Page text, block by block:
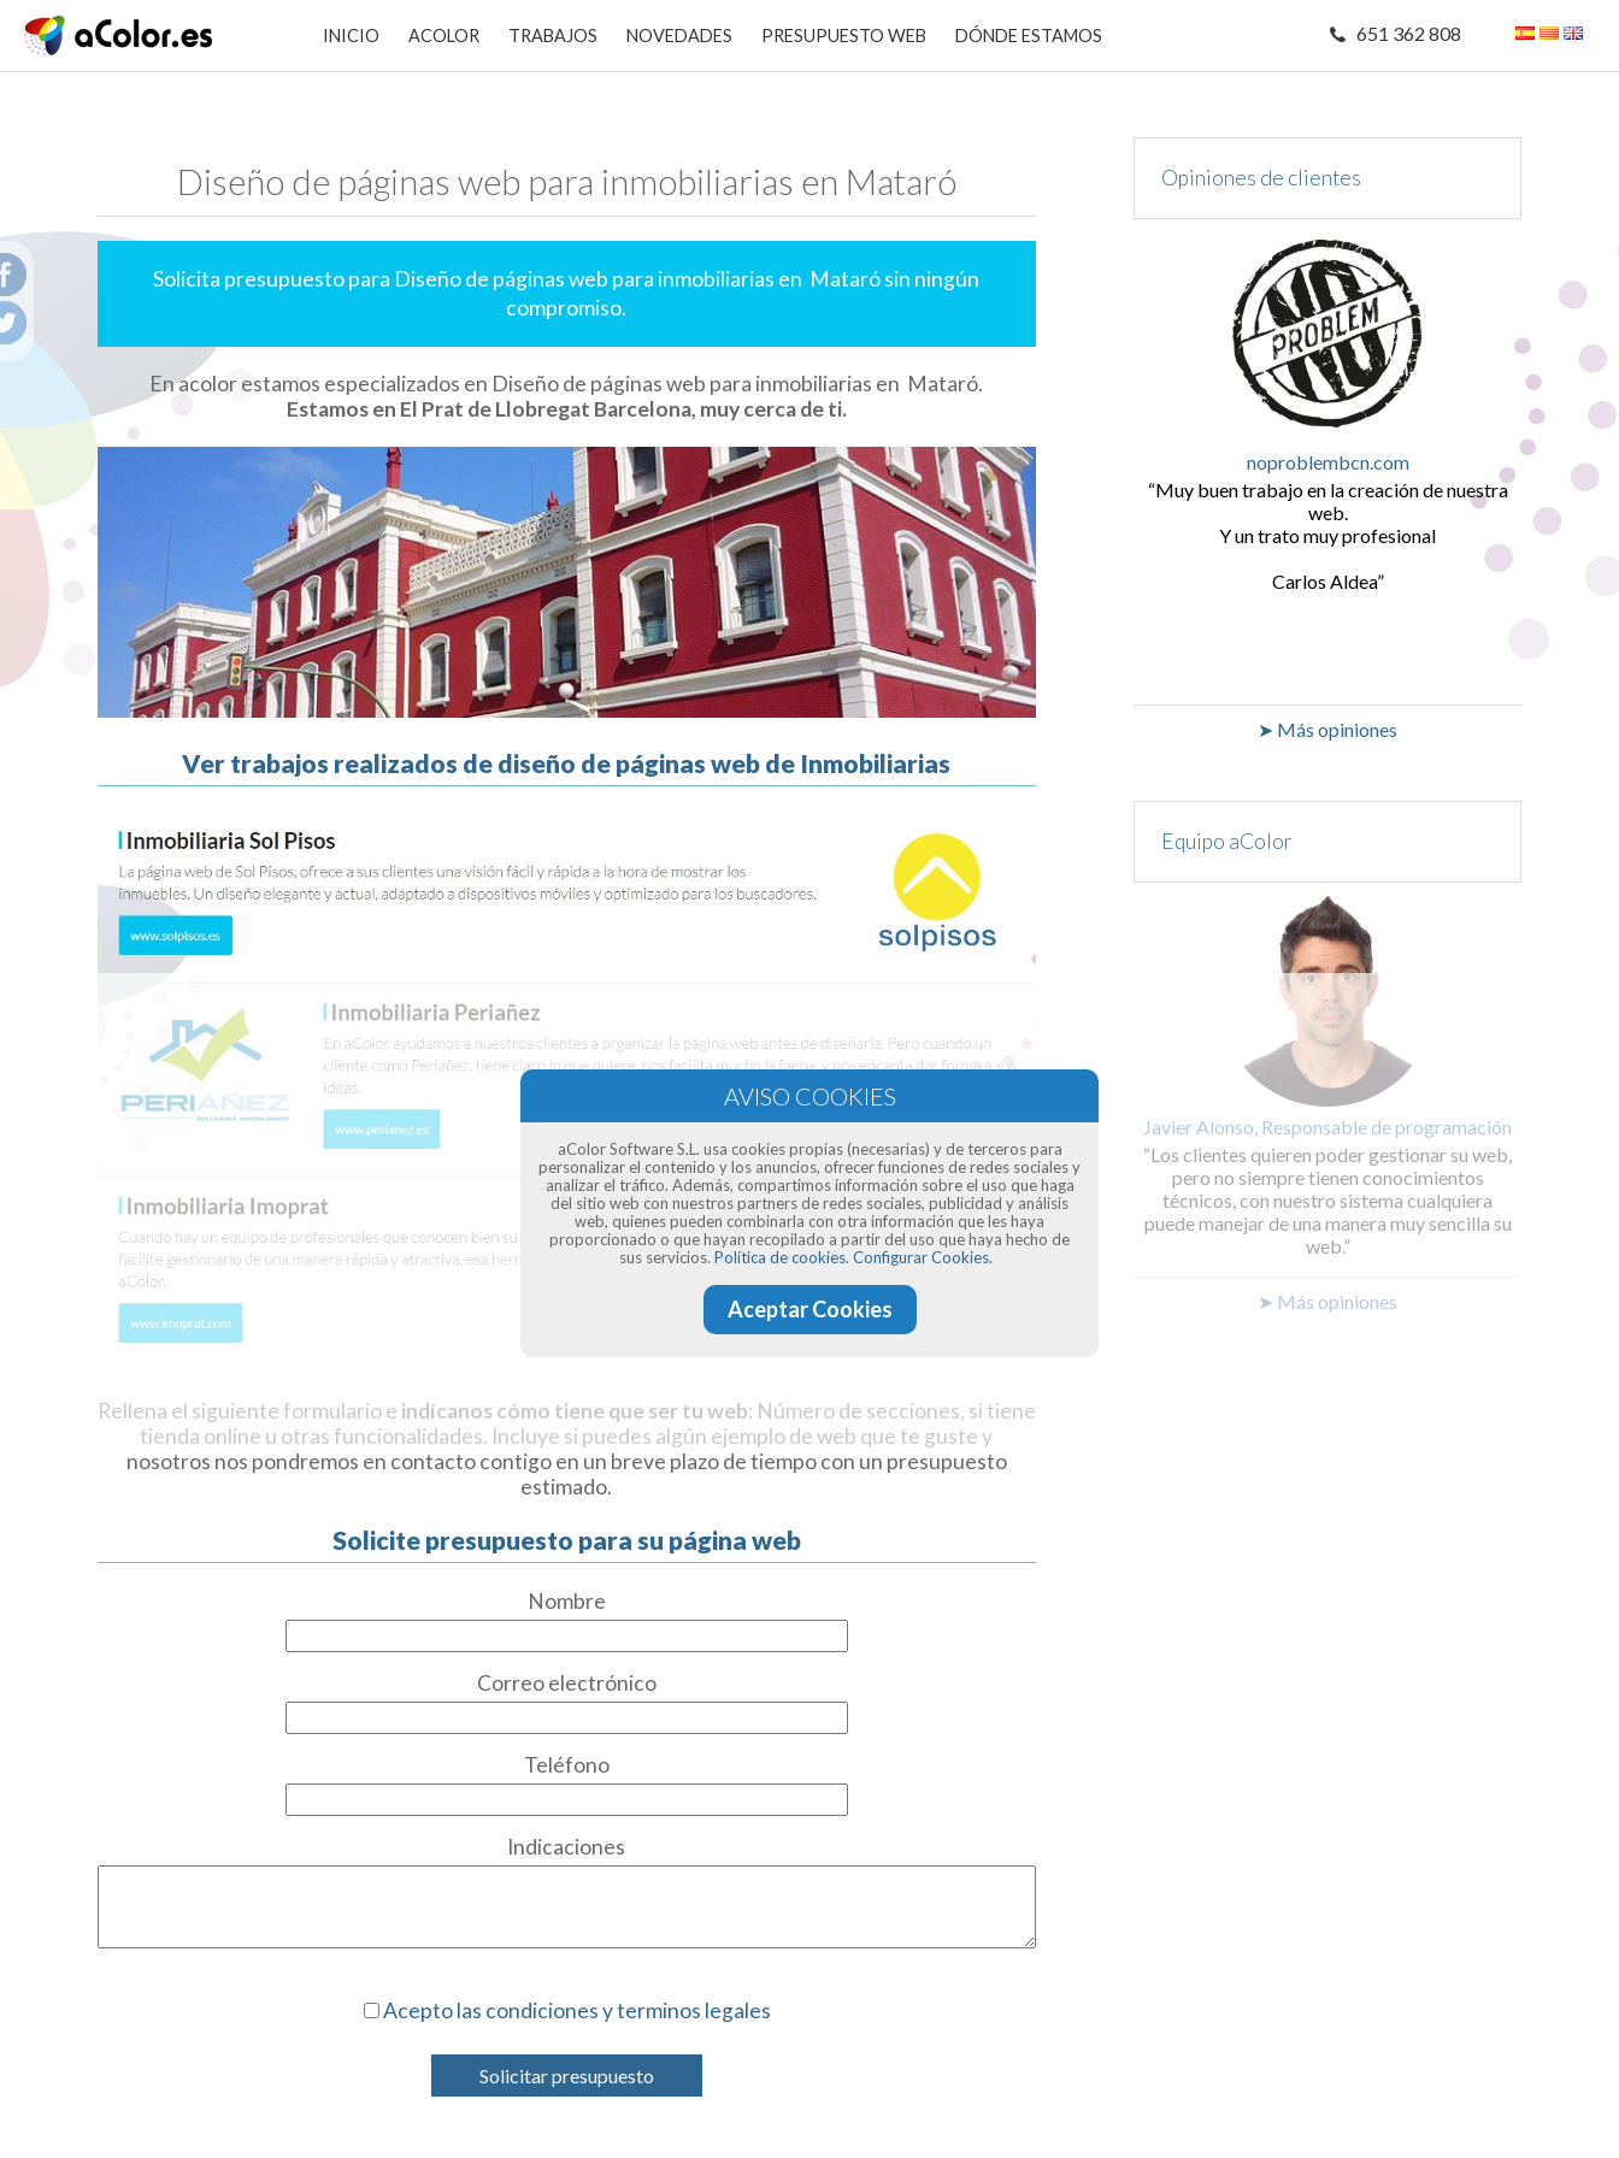
INICIO ACOLOR TRABAJOS NOVEDADES PRESUPUESTO WEB DÓNDE ESTAMOS 651 362 808
Diseño de páginas web para inmobiliarias en Mataró
Solicita presupuesto para Diseño de páginas web para inmobiliarias en Mataró sin ningún
compromiso.
En acolor estamos especializados en Diseño de páginas web para inmobiliarias en Mataró.
Estamos en El Prat de Llobregat Barcelona, muy cerca de ti.
Ver trabajos realizados de diseño de páginas web de Inmobiliarias
Rellena el siguiente formulario e indícanos cómo tiene que ser tu web: Número de secciones, si tiene
tienda online u otras funcionalidades. Incluye si puedes algún ejemplo de web que te guste y
nosotros nos pondremos en contacto contigo en un breve plazo de tiempo con un presupuesto
estimado.
Solicite presupuesto para su página web
Nombre
Correo electrónico
Teléfono
Indicaciones
Acepto las condiciones y terminos legales
Solicitar presupuesto
Opiniones de clientes
noproblembcn.com
Muy buen trabajo en la creación de nuestra
web.
Y un trato muy profesional
Carlos Aldea
➤ Más opiniones
Equipo aColor
Javier Alonso, Responsable de programación
Los clientes quieren poder gestionar su web,
pero no siempre tienen conocimientos
técnicos, con nuestro sistema cualquiera
puede manejar de una manera muy sencilla su
web.
➤ Más opiniones
aColor Software S.L. usa cookies propias (necesarias) y de terceros para
personalizar el contenido y los anuncios, ofrecer funciones de redes sociales y
analizar el tráfico. Además, compartimos información sobre el uso que haga
del sitio web con nuestros partners de redes sociales, publicidad y análisis
web, quienes pueden combinarla con otra información que les haya
proporcionado o que hayan recopilado a partir del uso que haya hecho de
sus servicios. Política de cookies. Configurar Cookies.
Aceptar Cookies